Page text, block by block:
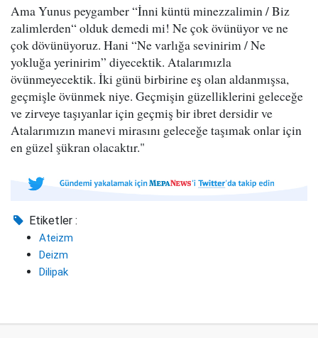
Ama Yunus peygamber “İnni küntü minezzalimin / Biz
zalimlerden“ olduk demedi mi! Ne çok övünüyor ve ne
çok dövünüyoruz. Hani “Ne varlığa sevinirim / Ne
yokluğa yerinirim” diyecektik. Atalarımızla
övünmeyecektik. İki günü birbirine eş olan aldanmışsa,
geçmişle övünmek niye. Geçmişin güzelliklerini geleceğe
ve zirveye taşıyanlar için geçmiş bir ibret dersidir ve
Atalarımızın manevi mirasını geleceğe taşımak onlar için
en güzel şükran olacaktır."
Etiketler :
Ateizm
Deizm
Dilipak